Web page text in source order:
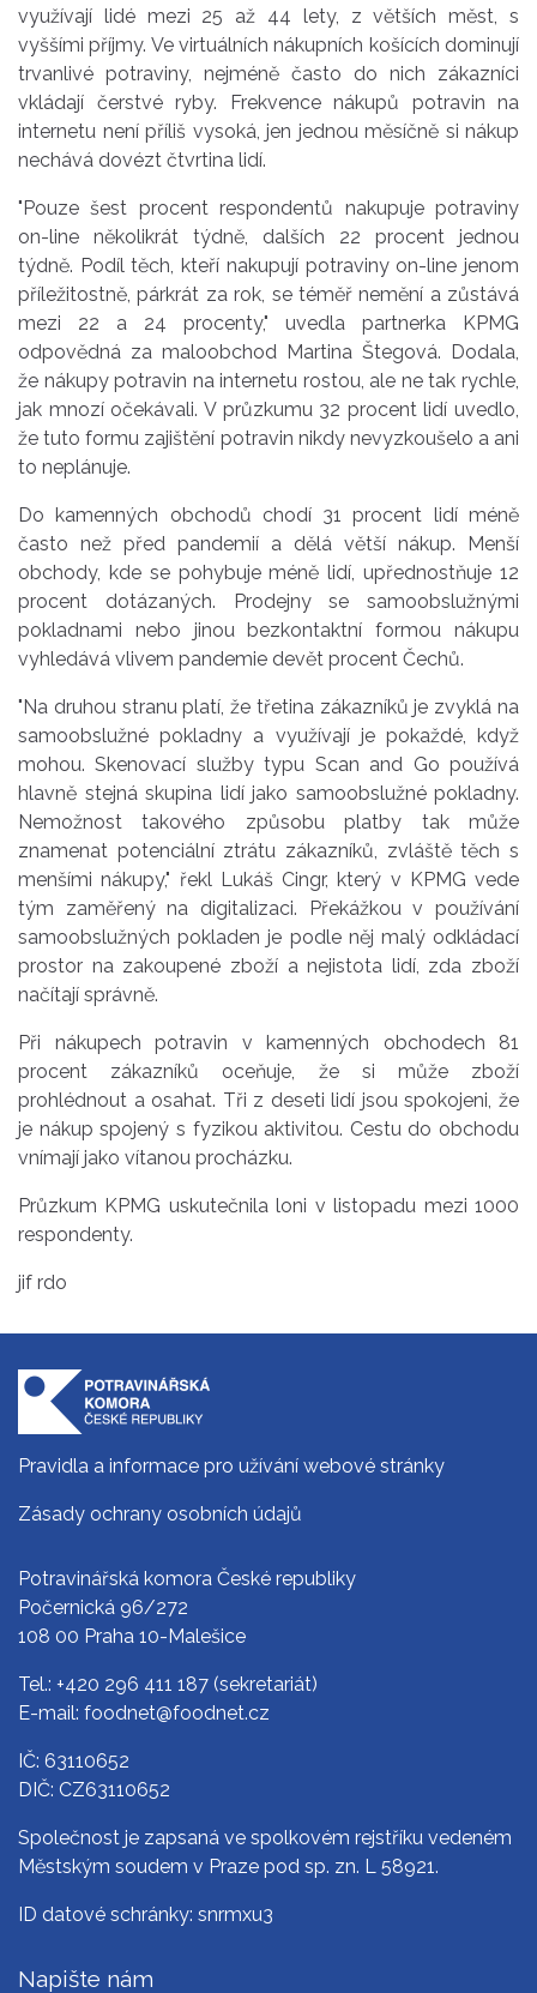
využívají lidé mezi 25 až 44 lety, z větších měst, s
vyššími příjmy. Ve virtuálních nákupních košících dominují
trvanlivé potraviny, nejméně často do nich zákazníci
vkládají čerstvé ryby. Frekvence nákupů potravin na
internetu není příliš vysoká, jen jednou měsíčně si nákup
nechává dovézt čtvrtina lidí.
"Pouze šest procent respondentů nakupuje potraviny
on-line několikrát týdně, dalších 22 procent jednou
týdně. Podíl těch, kteří nakupují potraviny on-line jenom
příležitostně, párkrát za rok, se téměř nemění a zůstává
mezi 22 a 24 procenty," uvedla partnerka KPMG
odpovědná za maloobchod Martina Štegová. Dodala,
že nákupy potravin na internetu rostou, ale ne tak rychle,
jak mnozí očekávali. V průzkumu 32 procent lidí uvedlo,
že tuto formu zajištění potravin nikdy nevyzkoušelo a ani
to neplánuje.
Do kamenných obchodů chodí 31 procent lidí méně
často než před pandemií a dělá větší nákup. Menší
obchody, kde se pohybuje méně lidí, upřednostňuje 12
procent dotázaných. Prodejny se samoobslužnými
pokladnami nebo jinou bezkontaktní formou nákupu
vyhledává vlivem pandemie devět procent Čechů.
"Na druhou stranu platí, že třetina zákazníků je zvyklá na
samoobslužné pokladny a využívají je pokaždé, když
mohou. Skenovací služby typu Scan and Go používá
hlavně stejná skupina lidí jako samoobslužné pokladny.
Nemožnost takového způsobu platby tak může
znamenat potenciální ztrátu zákazníků, zvláště těch s
menšími nákupy," řekl Lukáš Cingr, který v KPMG vede
tým zaměřený na digitalizaci. Překážkou v používání
samoobslužných pokladen je podle něj malý odkládací
prostor na zakoupené zboží a nejistota lidí, zda zboží
načítají správně.
Při nákupech potravin v kamenných obchodech 81
procent zákazníků oceňuje, že si může zboží
prohlédnout a osahat. Tři z deseti lidí jsou spokojeni, že
je nákup spojený s fyzikou aktivitou. Cestu do obchodu
vnímají jako vítanou procházku.
Průzkum KPMG uskutečnila loni v listopadu mezi 1000
respondenty.
jif rdo
Pravidla a informace pro užívání webové stránky
Zásady ochrany osobních údajů
Potravinářská komora České republiky
Počernická 96/272
108 00 Praha 10-Malešice
Tel.: +420 296 411 187 (sekretariát)
E-mail: foodnet@foodnet.cz
IČ: 63110652
DIČ: CZ63110652
Společnost je zapsaná ve spolkovém rejstříku vedeném
Městským soudem v Praze pod sp. zn. L 58921.
ID datové schránky: snrmxu3
Napište nám